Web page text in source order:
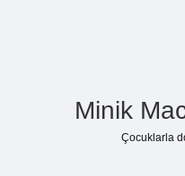
Minik
Çocuklarla